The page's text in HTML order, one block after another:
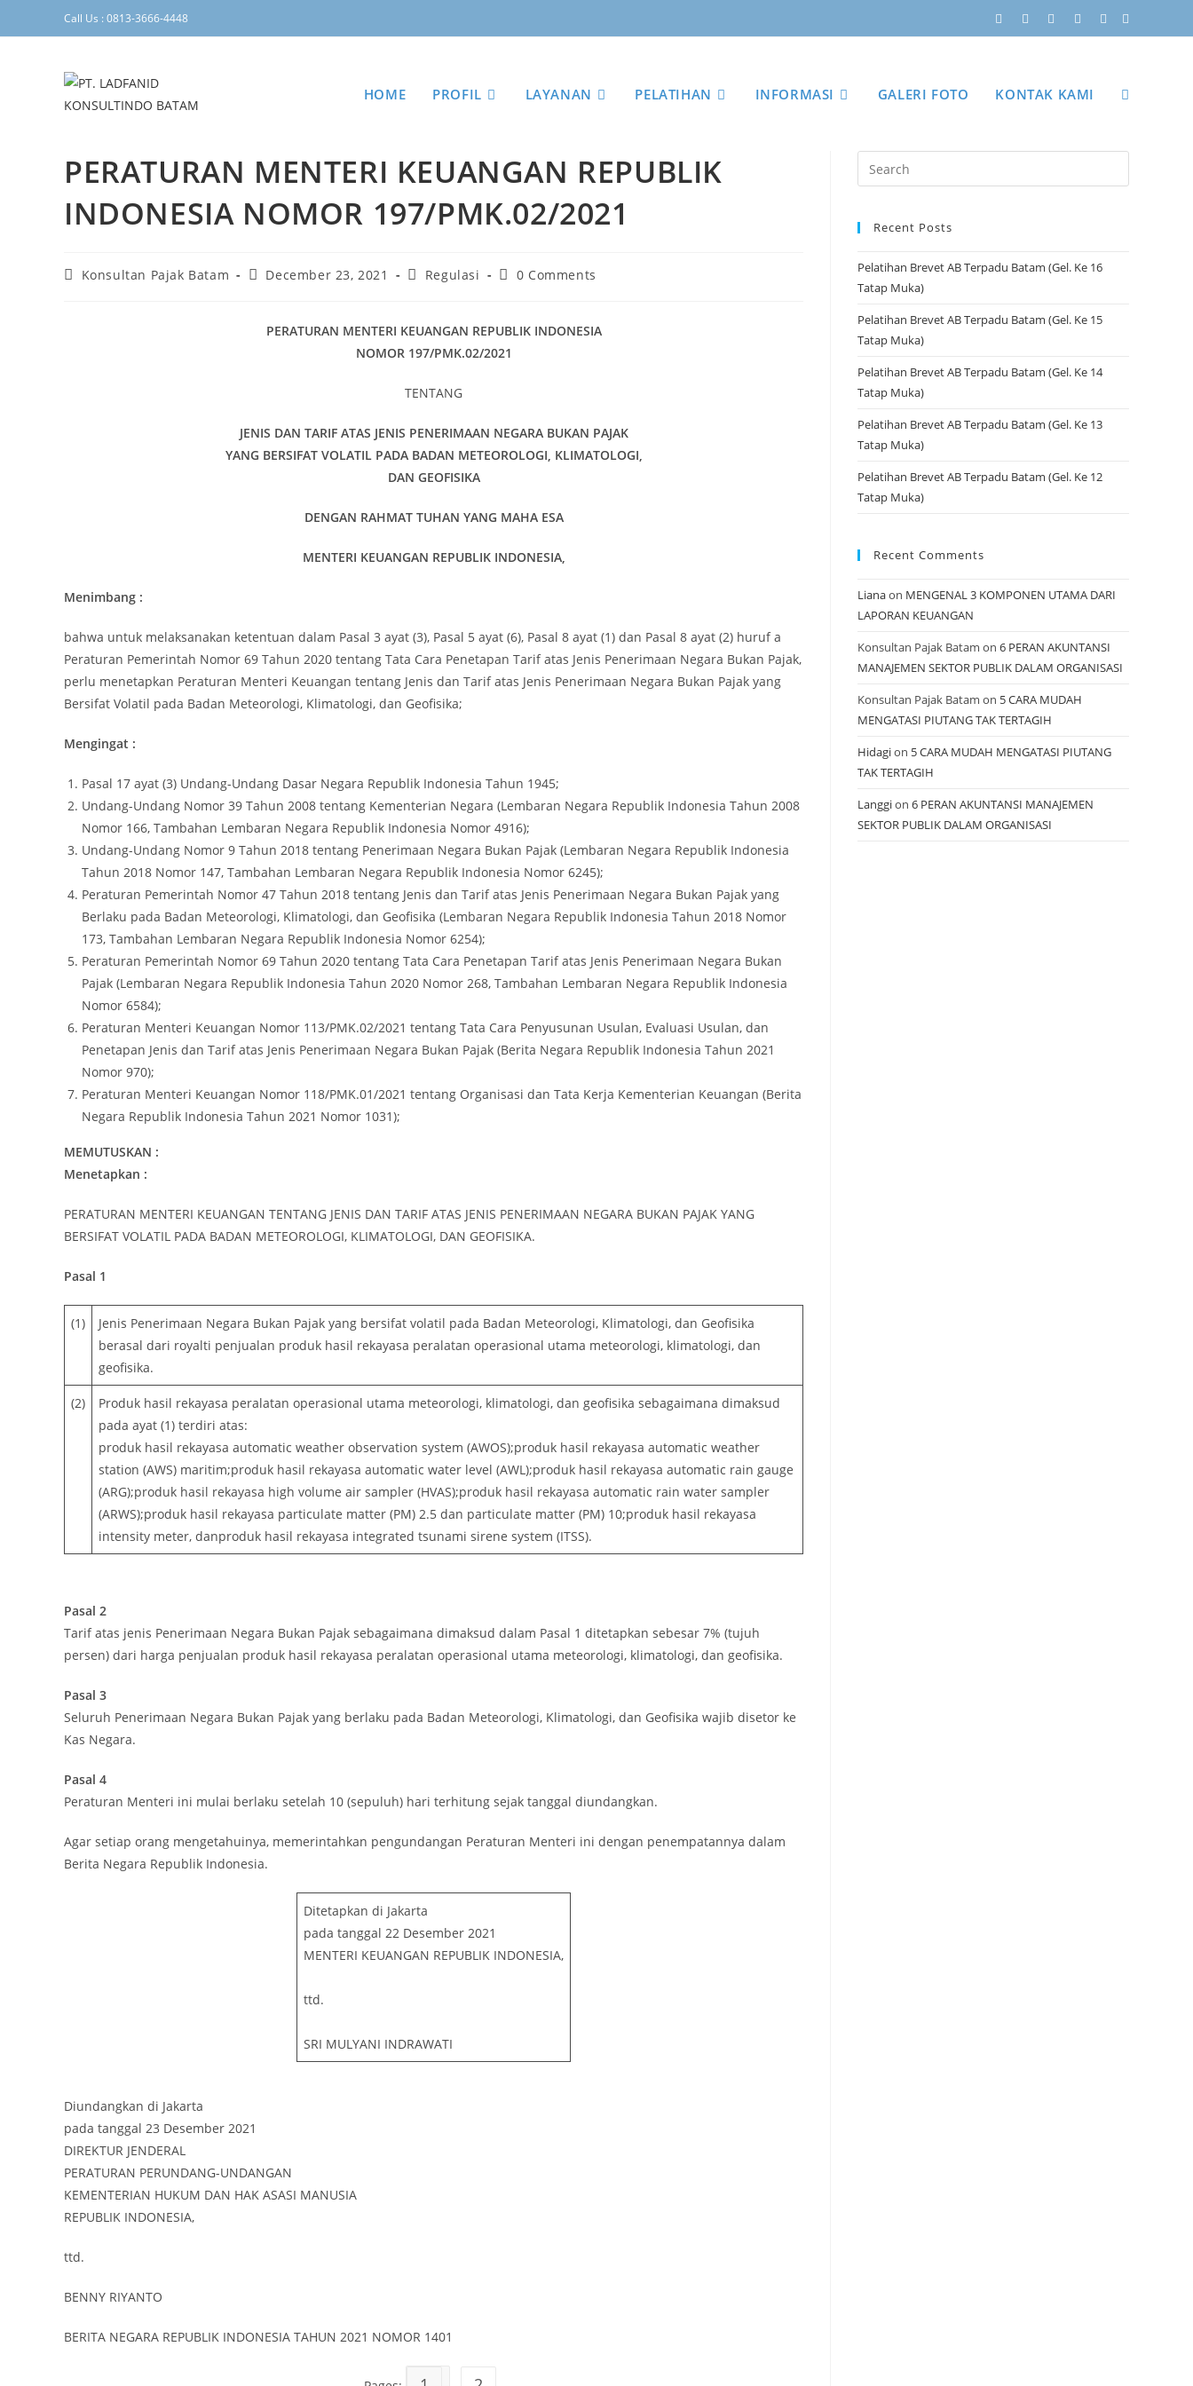
Call Us : 0813-3666-4448
HOME PROFIL LAYANAN PELATIHAN INFORMASI GALERI FOTO KONTAK KAMI
PERATURAN MENTERI KEUANGAN REPUBLIK
INDONESIA NOMOR 197/PMK.02/2021
Konsultan Pajak Batam December 23, 2021 Regulasi 0 Comments
PERATURAN MENTERI KEUANGAN REPUBLIK INDONESIA
NOMOR 197/PMK.02/2021
TENTANG
JENIS DAN TARIF ATAS JENIS PENERIMAAN NEGARA BUKAN PAJAK
YANG BERSIFAT VOLATIL PADA BADAN METEOROLOGI, KLIMATOLOGI,
DAN GEOFISIKA
DENGAN RAHMAT TUHAN YANG MAHA ESA
MENTERI KEUANGAN REPUBLIK INDONESIA,
Menimbang :
bahwa untuk melaksanakan ketentuan dalam Pasal 3 ayat (3), Pasal 5 ayat (6), Pasal 8 ayat (1) dan Pasal 8 ayat (2) huruf a
Peraturan Pemerintah Nomor 69 Tahun 2020 tentang Tata Cara Penetapan Tarif atas Jenis Penerimaan Negara Bukan Pajak,
perlu menetapkan Peraturan Menteri Keuangan tentang Jenis dan Tarif atas Jenis Penerimaan Negara Bukan Pajak yang
Bersifat Volatil pada Badan Meteorologi, Klimatologi, dan Geofisika;
Mengingat :
Pasal 17 ayat (3) Undang-Undang Dasar Negara Republik Indonesia Tahun 1945;
Undang-Undang Nomor 39 Tahun 2008 tentang Kementerian Negara (Lembaran Negara Republik Indonesia Tahun 2008
Nomor 166, Tambahan Lembaran Negara Republik Indonesia Nomor 4916);
Undang-Undang Nomor 9 Tahun 2018 tentang Penerimaan Negara Bukan Pajak (Lembaran Negara Republik Indonesia
Tahun 2018 Nomor 147, Tambahan Lembaran Negara Republik Indonesia Nomor 6245);
Peraturan Pemerintah Nomor 47 Tahun 2018 tentang Jenis dan Tarif atas Jenis Penerimaan Negara Bukan Pajak yang
Berlaku pada Badan Meteorologi, Klimatologi, dan Geofisika (Lembaran Negara Republik Indonesia Tahun 2018 Nomor
173, Tambahan Lembaran Negara Republik Indonesia Nomor 6254);
Peraturan Pemerintah Nomor 69 Tahun 2020 tentang Tata Cara Penetapan Tarif atas Jenis Penerimaan Negara Bukan
Pajak (Lembaran Negara Republik Indonesia Tahun 2020 Nomor 268, Tambahan Lembaran Negara Republik Indonesia
Nomor 6584);
Peraturan Menteri Keuangan Nomor 113/PMK.02/2021 tentang Tata Cara Penyusunan Usulan, Evaluasi Usulan, dan
Penetapan Jenis dan Tarif atas Jenis Penerimaan Negara Bukan Pajak (Berita Negara Republik Indonesia Tahun 2021
Nomor 970);
Peraturan Menteri Keuangan Nomor 118/PMK.01/2021 tentang Organisasi dan Tata Kerja Kementerian Keuangan (Berita
Negara Republik Indonesia Tahun 2021 Nomor 1031);
MEMUTUSKAN :
Menetapkan :
PERATURAN MENTERI KEUANGAN TENTANG JENIS DAN TARIF ATAS JENIS PENERIMAAN NEGARA BUKAN PAJAK YANG
BERSIFAT VOLATIL PADA BADAN METEOROLOGI, KLIMATOLOGI, DAN GEOFISIKA.
Pasal 1
(1)
Jenis Penerimaan Negara Bukan Pajak yang bersifat volatil pada Badan Meteorologi, Klimatologi, dan Geofisika
berasal dari royalti penjualan produk hasil rekayasa peralatan operasional utama meteorologi, klimatologi, dan
geofisika.
(2)
Produk hasil rekayasa peralatan operasional utama meteorologi, klimatologi, dan geofisika sebagaimana dimaksud
pada ayat (1) terdiri atas:
produk hasil rekayasa automatic weather observation system (AWOS);produk hasil rekayasa automatic weather
station (AWS) maritim;produk hasil rekayasa automatic water level (AWL);produk hasil rekayasa automatic rain gauge
(ARG);produk hasil rekayasa high volume air sampler (HVAS);produk hasil rekayasa automatic rain water sampler
(ARWS);produk hasil rekayasa particulate matter (PM) 2.5 dan particulate matter (PM) 10;produk hasil rekayasa
intensity meter, danproduk hasil rekayasa integrated tsunami sirene system (ITSS).
Pasal 2
Tarif atas jenis Penerimaan Negara Bukan Pajak sebagaimana dimaksud dalam Pasal 1 ditetapkan sebesar 7% (tujuh
persen) dari harga penjualan produk hasil rekayasa peralatan operasional utama meteorologi, klimatologi, dan geofisika.
Pasal 3
Seluruh Penerimaan Negara Bukan Pajak yang berlaku pada Badan Meteorologi, Klimatologi, dan Geofisika wajib disetor ke
Kas Negara.
Pasal 4
Peraturan Menteri ini mulai berlaku setelah 10 (sepuluh) hari terhitung sejak tanggal diundangkan.
Agar setiap orang mengetahuinya, memerintahkan pengundangan Peraturan Menteri ini dengan penempatannya dalam
Berita Negara Republik Indonesia.
Ditetapkan di Jakarta
pada tanggal 22 Desember 2021
MENTERI KEUANGAN REPUBLIK INDONESIA,
ttd.
SRI MULYANI INDRAWATI
Diundangkan di Jakarta
pada tanggal 23 Desember 2021
DIREKTUR JENDERAL
PERATURAN PERUNDANG-UNDANGAN
KEMENTERIAN HUKUM DAN HAK ASASI MANUSIA
REPUBLIK INDONESIA,
ttd.
BENNY RIYANTO
BERITA NEGARA REPUBLIK INDONESIA TAHUN 2021 NOMOR 1401
Recent Posts
Pelatihan Brevet AB Terpadu Batam (Gel. Ke 16
Tatap Muka)
Pelatihan Brevet AB Terpadu Batam (Gel. Ke 15
Tatap Muka)
Pelatihan Brevet AB Terpadu Batam (Gel. Ke 14
Tatap Muka)
Pelatihan Brevet AB Terpadu Batam (Gel. Ke 13
Tatap Muka)
Pelatihan Brevet AB Terpadu Batam (Gel. Ke 12
Tatap Muka)
Recent Comments
Lianaon MENGENAL 3 KOMPONEN UTAMA DARI
LAPORAN KEUANGAN
Konsultan Pajak Batam on 6 PERAN AKUNTANSI
MANAJEMEN SEKTOR PUBLIK DALAM ORGANISASI
Konsultan Pajak Batam on 5 CARA MUDAH
MENGATASI PIUTANG TAK TERTAGIH
Hidagion 5 CARA MUDAH MENGATASI PIUTANG
TAK TERTAGIH
Langgion 6 PERAN AKUNTANSI MANAJEMEN
SEKTOR PUBLIK DALAM ORGANISASI